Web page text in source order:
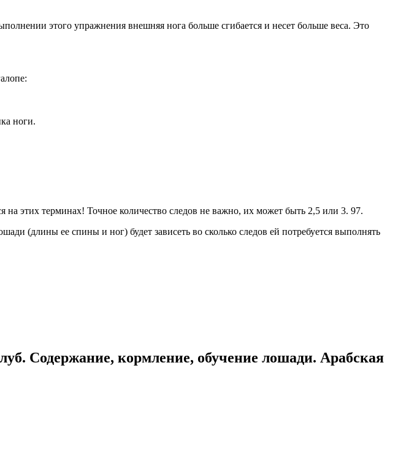
этого упражнения внешняя нога больше сгибается и несет больше веса. Это
ноги.
этих терминах! Точное количество следов не важно, их может быть 2,5 или 3. 97.
(длины ее спины и ног) будет зависеть во сколько следов ей потребуется выполнять
Содержание, кормление, обучение лошади. Арабская